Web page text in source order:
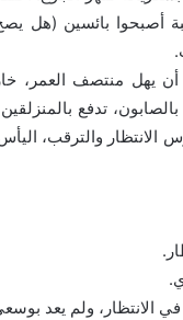
أصبحوا بائسين (هل
يهل منتصف العمر،
تدفع
الانتظار والترقب،
الانتظار، ولم يعد بوسعي